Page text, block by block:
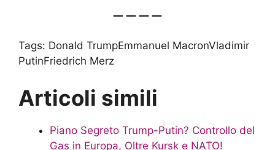
— — — —
Tags: Donald TrumpEmmanuel MacronVladimir
PutinFriedrich Merz
Articoli simili
Piano Segreto Trump-Putin? Controllo del
Gas in Europa, Oltre Kursk e NATO!